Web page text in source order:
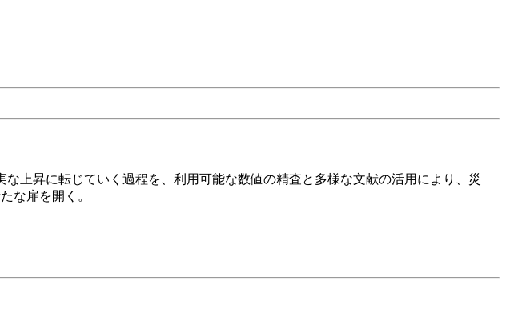
上昇に転じていく過程を、利用可能な数値の精査と多様な文献の活用により、災
な扉を開く。